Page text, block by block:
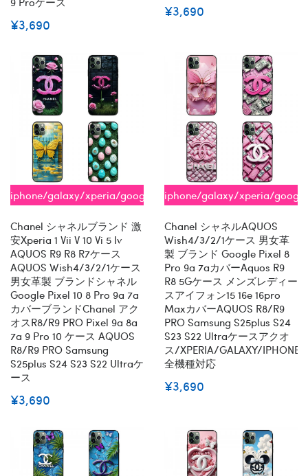
¥3,690
¥3,690
iphone/galaxy/xperia/google/aquos
Chanel シャネルブランド 激
安xperia 1 Vii V 10 Vi 5 Iv
AQUOS R9 R8 R7ケース
AQUOS Wish4/3/2/1ケース
男女革製 ブランドシャネル
Google Pixel 10 8 Pro 9a 7a
カバーブランドChanel アク
オスR8/R9 PRO Pixel 9a 8a
7a 9 Pro 10 ケース AQUOS
R8/R9 PRO Samsung
S25plus S24 S23 S22 Ultraケ
ース
¥3,690
iphone/galaxy/xperia/
Chanel シャネルAQUOS
Wish4/3/2/1ケース 男女革
製 ブランド Google Pixel 8
Pro 9a 7aカバーaquos R9
R8 5Gケース メンズレディー
スアイフォン15 16e 16pro
MaxカバーAQUOS R8/R9
PRO Samsung S25plus S24
S23 S22 Ultraケースアクオ
ス/XPERIA/GALAXY/IPHONE
全機種対応
¥3,690